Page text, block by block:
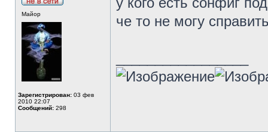
Майор
Зарегистрирован: 03 фев
2010 22:07
Сообщений: 298
че то не могу